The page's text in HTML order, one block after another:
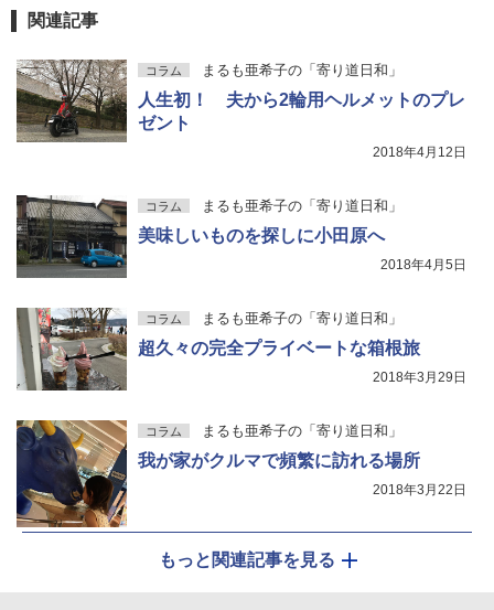
関連記事
コラム まるも亜希子の「寄り道日和」
人生初！ 夫から2輪用ヘルメットのプレ
ゼント
2018年4月12日
コラム まるも亜希子の「寄り道日和」
美味しいものを探しに小田原へ
2018年4月5日
コラム まるも亜希子の「寄り道日和」
超久々の完全プライベートな箱根旅
2018年3月29日
コラム まるも亜希子の「寄り道日和」
我が家がクルマで頻繁に訪れる場所
2018年3月22日
もっと関連記事を見る